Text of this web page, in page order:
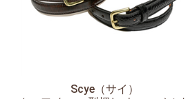
Scye（サイ）